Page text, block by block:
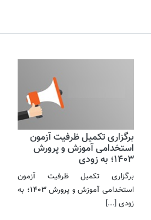
برگزاری تکمیل ظرفیت آزمون
استخدامی آموزش و پرورش
1403؛ به زودی
برگزاری تکمیل ظرفیت آزمون
استخدامی آموزش و پرورش 1403؛ به
زودی [...]